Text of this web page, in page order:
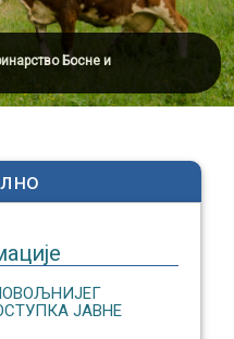
Босне и
ЈАВНЕ